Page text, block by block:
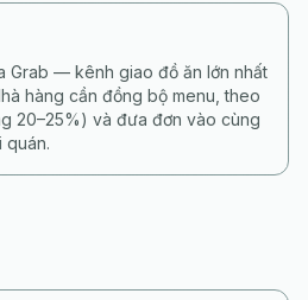
Grab — kênh giao đồ ăn lớn nhất
hàng cần đồng bộ menu, theo
20–25%) và đưa đơn vào cùng
quán.